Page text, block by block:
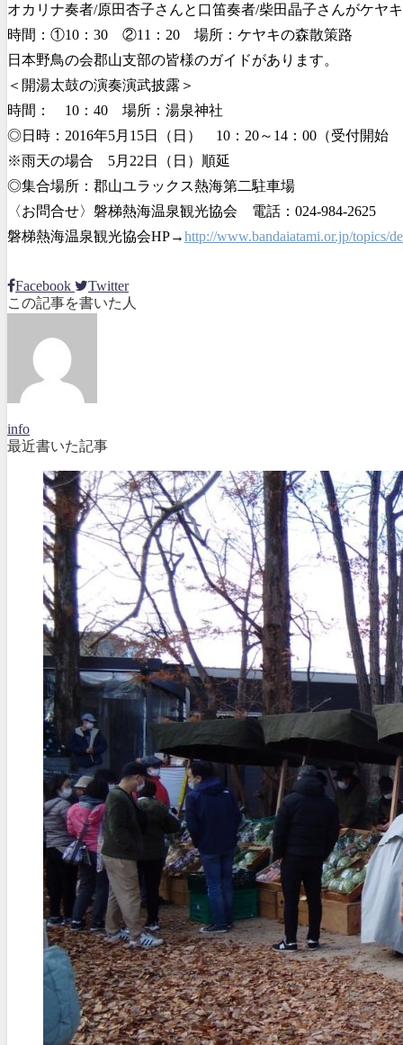
オカリナ奏者/原田杏子さんと口笛奏者/柴田晶子さんがケヤ
時間：①10：30 ②11：20 場所：ケヤキの森散策路
日本野鳥の会郡山支部の皆様のガイドがあります。
＜開湯太鼓の演奏演武披露＞
時間： 10：40 場所：湯泉神社
◎日時：2016年5月15日（日） 10：20～14：00（受付開始
※雨天の場合 5月22日（日）順延
◎集合場所：郡山ユラックス熱海第二駐車場
〈お問合せ〉磐梯熱海温泉観光協会 電話：024-984-2625
磐梯熱海温泉観光協会HP→http://www.bandaiatami.or.jp/topics/
Facebook
Twitter
この記事を書いた人
info
最近書いた記事